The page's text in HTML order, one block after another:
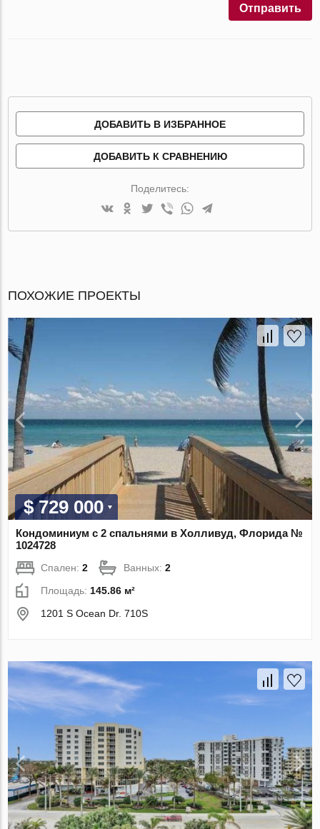
Отправить
ДОБАВИТЬ В ИЗБРАННОЕ
ДОБАВИТЬ К СРАВНЕНИЮ
Поделитесь:
ПОХОЖИЕ ПРОЕКТЫ
$ 729 000
Кондоминиум с 2 спальнями в Холливуд, Флорида №
1024728
Спален:2 Ванных:2
Площадь:145.86 м²
1201 S Ocean Dr. 710S